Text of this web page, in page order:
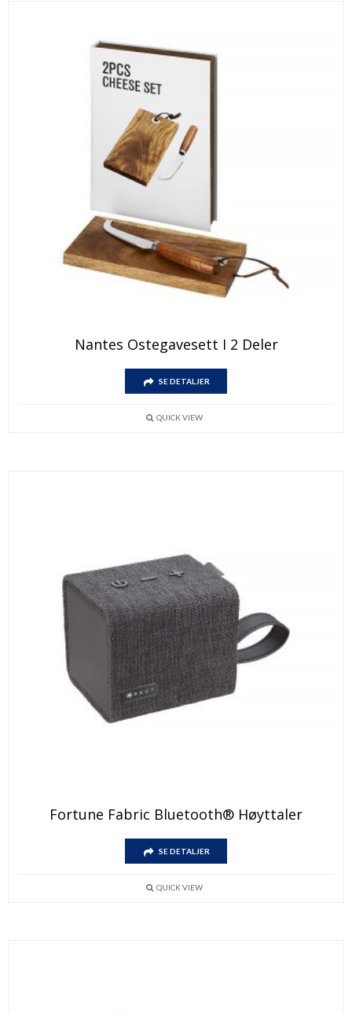
Nantes Ostegavesett I 2 Deler
SE DETALJER
QUICK VIEW
Fortune Fabric Bluetooth® Høyttaler
SE DETALJER
QUICK VIEW